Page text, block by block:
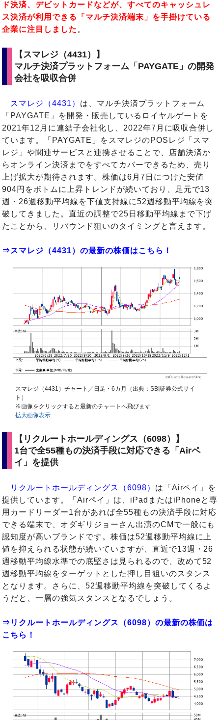
ド決済、デビットカードなどが、すべてのキャッシュレ
ス決済が利用できる「マルチ決済端末」を手掛けている
企業に注目しました 。
【スマレジ（4431）】
マルチ決済プラットフォーム「PAYGATE」の開発
会社を吸収合併
スマレジ（4431） は、マルチ決済プラットフォーム
「PAYGATE」を開発・販売しているロイヤルゲートを
2021年12月に連結子会社化し、2022年7月に吸収合併し
ています。「PAYGATE」をスマレジのPOSレジ「スマ
レジ」や関連サービスと連携させることで、店舗決済か
らオンライン決済までをすべてカバーできるため、売り
上げ拡大が期待されます。株価は6月7日につけた安値
904円をボトムに上昇トレンドが続いており、足元で13
週・26週移動平均線を下値支持線に52週移動平均線を突
破してきました。直近の調整で25日移動平均線まで下げ
たことから、リバウンド狙いのタイミングと言えます。
⇒スマレジ（4431）の最新の株価はこちら！
スマレジ（4431）チャート／日足・6カ月（出典：SBI証券公式サイ
ト）
※画像をクリックすると最新のチャートへ飛びます
拡大画像表示
【リクルートホールディングス（6098）】
1台で全55種もの決済手段に対応できる「Airペ
イ」を提供
リクルートホールディングス（6098） は「Airペイ」を
提供しています。「Airペイ」は、iPadまたはiPhoneと専
用カードリーダー1台があれば全55種もの決済手段に対応
できる端末で、オダギリジョーさん出演のCMで一般にも
認知度が高いブランドです。株価は52週移動平均線に上
値を抑えられる状態が続いていますが、直近で13週・26
週移動平均線水準での底堅さは見られるので、改めて52
週移動平均線をターゲットとした押し目狙いのスタンス
となります。さらに、52週移動平均線を突破してくるよ
うだと、一層の強気スタンスとなるでしょう。
⇒リクルートホールディングス（6098）の最新の株価は
こちら！